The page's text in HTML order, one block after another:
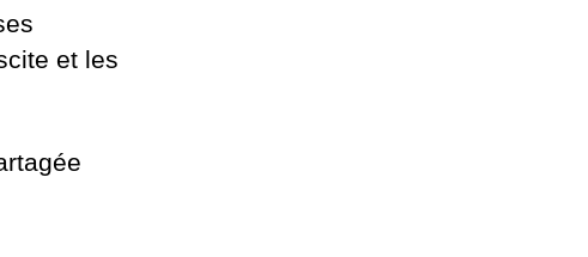
et les